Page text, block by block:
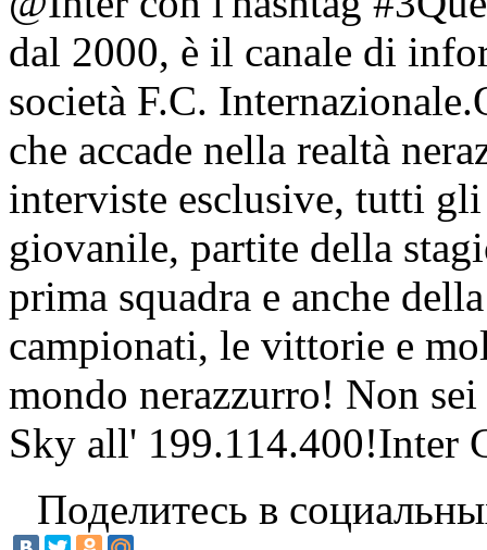
dal 2000, è il canale di
società F.C.
che accade nella realtà
interviste esclusive, tutti
giovanile, partite della
prima squadra e anche
campionati, le vittorie e
mondo nerazzurro! Non
Sky all' 199.114.400!Inter
Поделитесь в